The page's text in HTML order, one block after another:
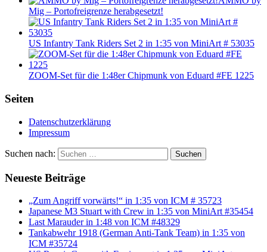
Mig – Portofreigrenze herabgesetzt!
US Infantry Tank Riders Set 2 in 1:35 von MiniArt # 53035
ZOOM-Set für die 1:48er Chipmunk von Eduard #FE 1225
Seiten
Datenschutzerklärung
Impressum
Suchen nach: Suchen
Neueste Beiträge
„Zum Angriff vorwärts!“ in 1:35 von ICM # 35723
Japanese M3 Stuart with Crew in 1:35 von MiniArt #35454
Last Marauder in 1:48 von ICM #48329
Tankabwehr 1918 (German Anti-Tank Team) in 1:35 von
ICM #35724